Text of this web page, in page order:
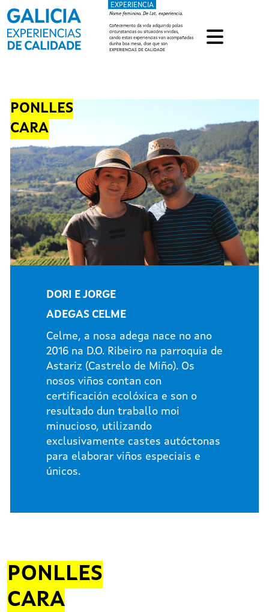
Ir o contido principal
EXPERIENCIA
Nome feminino. De lat. experiencia.
Coñecemento da vida adquirido polas
circunstancias ou situacións vividas,
cando estas experiencias van acompañadas
dunha boa mesa, dise que son
EXPERIENCIAS DE CALIDADE
PONLLES
CARA
DORI E JORGE
ADEGAS CELME
Celme, a nosa adega nace no ano
2016 na D.O. Ribeiro na parroquia de
Astariz (Castrelo de Miño). Os
nosos viños contan con
certificación ecolóxica e son o
resultado dun traballo moi
minucioso, utilizando
exclusivamente castes autóctonas
para elaborar viños especiais e
únicos.
PONLLES
CARA